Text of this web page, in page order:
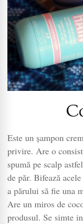
Este un șampon
privire. Are o
spumă pe scalp
de păr. Bifează
a părului să fie una
Are un miros de
produsul. Se simte